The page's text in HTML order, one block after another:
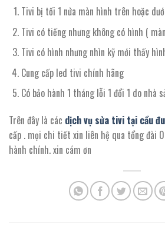
Tivi bị tối 1 nửa màn hình trên hoặc
Tivi có tiếng nhưng không có hình (
Tivi có hình nhưng nhìn kỹ mới thấy
Cung cấp led tivi chính hãng
Có bảo hành 1 tháng lỗi 1 đổi 1 do nhà
Trên đây là các dịch vụ sửa tivi tại cầu
cấp . mọi chi tiết xin liên hệ qua tổng đài
hành chính. xin cám ơn